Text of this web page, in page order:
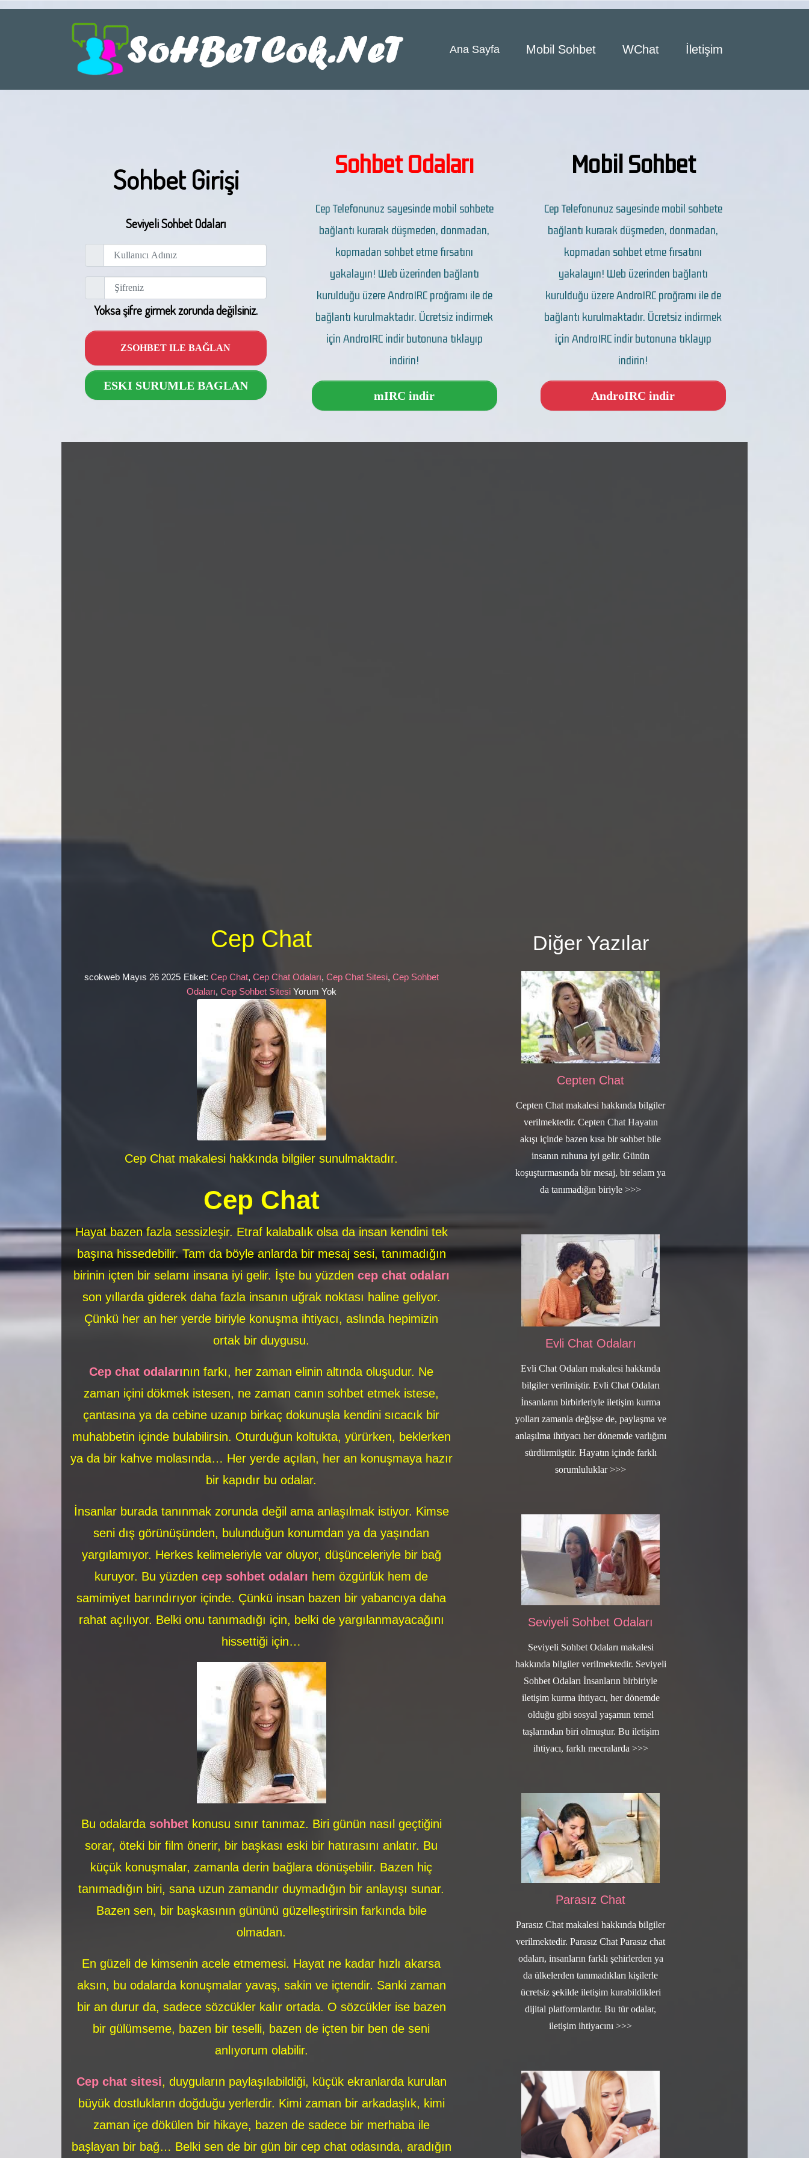
Ana Sayfa Mobil Sohbet WChat İletişim
Sohbet Girişi
Seviyeli Sohbet Odaları
Yoksa şifre girmek zorunda değilsiniz.
ZSOHBET ILE BAĞLAN
ESKI SURUMLE BAGLAN
Sohbet Odaları
Cep Telefonunuz sayesinde mobil sohbete
bağlantı kurarak düşmeden, donmadan,
kopmadan sohbet etme fırsatını
yakalayın! Web üzerinden bağlantı
kurulduğu üzere AndroIRC proğramı ile de
bağlantı kurulmaktadır. Ücretsiz indirmek
için AndroIRC indir butonuna tıklayıp
indirin!
mIRC indir
Mobil Sohbet
Cep Telefonunuz sayesinde mobil sohbete
bağlantı kurarak düşmeden, donmadan,
kopmadan sohbet etme fırsatını
yakalayın! Web üzerinden bağlantı
kurulduğu üzere AndroIRC proğramı ile de
bağlantı kurulmaktadır. Ücretsiz indirmek
için AndroIRC indir butonuna tıklayıp
indirin!
AndroIRC indir
Cep Chat
scokweb Mayıs 26 2025 Etiket: Cep Chat, Cep Chat Odaları, Cep Chat Sitesi, Cep Sohbet
Odaları, Cep Sohbet Sitesi Yorum Yok
Cep Chat makalesi hakkında bilgiler sunulmaktadır.
Cep Chat
Hayat bazen fazla sessizleşir. Etraf kalabalık olsa da insan kendini tek
başına hissedebilir. Tam da böyle anlarda bir mesaj sesi, tanımadığın
birinin içten bir selamı insana iyi gelir. İşte bu yüzden cep chat odaları
son yıllarda giderek daha fazla insanın uğrak noktası haline geliyor.
Çünkü her an her yerde biriyle konuşma ihtiyacı, aslında hepimizin
ortak bir duygusu.
Cep chat odalarının farkı, her zaman elinin altında oluşudur. Ne
zaman içini dökmek istesen, ne zaman canın sohbet etmek istese,
çantasına ya da cebine uzanıp birkaç dokunuşla kendini sıcacık bir
muhabbetin içinde bulabilirsin. Oturduğun koltukta, yürürken, beklerken
ya da bir kahve molasında… Her yerde açılan, her an konuşmaya hazır
bir kapıdır bu odalar.
İnsanlar burada tanınmak zorunda değil ama anlaşılmak istiyor. Kimse
seni dış görünüşünden, bulunduğun konumdan ya da yaşından
yargılamıyor. Herkes kelimeleriyle var oluyor, düşünceleriyle bir bağ
kuruyor. Bu yüzdencep sohbet odaları hem özgürlük hem de
samimiyet barındırıyor içinde. Çünkü insan bazen bir yabancıya daha
rahat açılıyor. Belki onu tanımadığı için, belki de yargılanmayacağını
hissettiği için…
Bu odalarda sohbetkonusu sınır tanımaz. Biri günün nasıl geçtiğini
sorar, öteki bir film önerir, bir başkası eski bir hatırasını anlatır. Bu
küçük konuşmalar, zamanla derin bağlara dönüşebilir. Bazen hiç
tanımadığın biri, sana uzun zamandır duymadığın bir anlayışı sunar.
Bazen sen, bir başkasının gününü güzelleştirirsin farkında bile
olmadan.
En güzeli de kimsenin acele etmemesi. Hayat ne kadar hızlı akarsa
aksın, bu odalarda konuşmalar yavaş, sakin ve içtendir. Sanki zaman
bir an durur da, sadece sözcükler kalır ortada. O sözcükler ise bazen
bir gülümseme, bazen bir teselli, bazen de içten bir ben de seni
anlıyorum olabilir.
Cep chat sitesi, duyguların paylaşılabildiği, küçük ekranlarda kurulan
büyük dostlukların doğduğu yerlerdir. Kimi zaman bir arkadaşlık, kimi
zaman içe dökülen bir hikaye, bazen de sadece bir merhaba ile
başlayan bir bağ… Belki sen de bir gün bir cep chat odasında, aradığın
Diğer Yazılar
Cepten Chat
Cepten Chat makalesi hakkında bilgiler
verilmektedir. Cepten Chat Hayatın
akışı içinde bazen kısa bir sohbet bile
insanın ruhuna iyi gelir. Günün
koşuşturmasında bir mesaj, bir selam ya
da tanımadığın biriyle >>>
Evli Chat Odaları
Evli Chat Odaları makalesi hakkında
bilgiler verilmiştir. Evli Chat Odaları
İnsanların birbirleriyle iletişim kurma
yolları zamanla değişse de, paylaşma ve
anlaşılma ihtiyacı her dönemde varlığını
sürdürmüştür. Hayatın içinde farklı
sorumluluklar >>>
Seviyeli Sohbet Odaları
Seviyeli Sohbet Odaları makalesi
hakkında bilgiler verilmektedir. Seviyeli
Sohbet Odaları İnsanların birbiriyle
iletişim kurma ihtiyacı, her dönemde
olduğu gibi sosyal yaşamın temel
taşlarından biri olmuştur. Bu iletişim
ihtiyacı, farklı mecralarda >>>
Parasız Chat
Parasız Chat makalesi hakkında bilgiler
verilmektedir. Parasız Chat Parasız chat
odaları, insanların farklı şehirlerden ya
da ülkelerden tanımadıkları kişilerle
ücretsiz şekilde iletişim kurabildikleri
dijital platformlardır. Bu tür odalar,
iletişim ihtiyacını >>>